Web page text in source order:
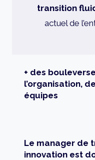
transition
actuel de
+ des
l’organisation,
équipes
Le manager de
innovation est